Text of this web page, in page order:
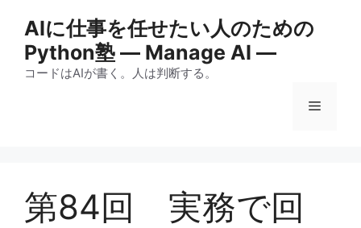
AIに仕事を任せたい人のための
Python塾 ― Manage AI ―
コードはAIが書く。人は判断する。
メ
第84回 実務で回